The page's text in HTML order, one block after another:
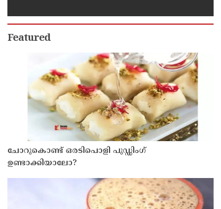
കാരശ്ശേരി
Featured
ചോറുകൊണ്ട് ഒരടിപൊളി പുഡ്ഡിംഗ്
ഉണ്ടാക്കിയാലോ?